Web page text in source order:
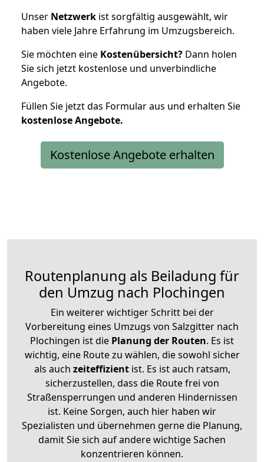
Unser Netzwerk ist sorgfältig ausgewählt, wir
haben viele Jahre Erfahrung im Umzugsbereich.
Sie möchten eine Kostenübersicht? Dann holen
Sie sich jetzt kostenlose und unverbindliche
Angebote.
Füllen Sie jetzt das Formular aus und erhalten Sie
kostenloseAngebote.
Kostenlose Angebote erhalten
Routenplanung als Beiladung für
den Umzug nach Plochingen
Ein weiterer wichtiger Schritt bei der
Vorbereitung eines Umzugs von Salzgitter nach
Plochingen ist die Planung der Routen. Es ist
wichtig, eine Route zu wählen, die sowohl sicher
als auch zeiteffizientist. Es ist auch ratsam,
sicherzustellen, dass die Route frei von
Straßensperrungen und anderen Hindernissen
ist. Keine Sorgen, auch hier haben wir
Spezialisten und übernehmen gerne die Planung,
damit Sie sich auf andere wichtige Sachen
konzentrieren können.